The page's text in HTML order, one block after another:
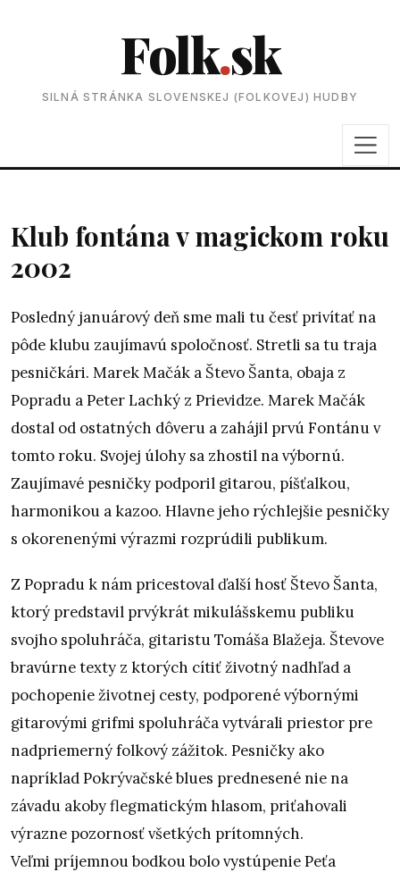
Folk.sk
SILNÁ STRÁNKA SLOVENSKEJ (FOLKOVEJ) HUDBY
Klub fontána v magickom roku
2002
Posledný januárový deň sme mali tu česť privítať na
pôde klubu zaujímavú spoločnosť. Stretli sa tu traja
pesničkári. Marek Mačák a Števo Šanta, obaja z
Popradu a Peter Lachký z Prievidze. Marek Mačák
dostal od ostatných dôveru a zahájil prvú Fontánu v
tomto roku. Svojej úlohy sa zhostil na výbornú.
Zaujímavé pesničky podporil gitarou, píšťalkou,
harmonikou a kazoo. Hlavne jeho rýchlejšie pesničky
s okorenenými výrazmi rozprúdili publikum.
Z Popradu k nám pricestoval ďalší hosť Števo Šanta,
ktorý predstavil prvýkrát mikulášskemu publiku
svojho spoluhráča, gitaristu Tomáša Blažeja. Števove
bravúrne texty z ktorých cítiť životný nadhľad a
pochopenie životnej cesty, podporené výbornými
gitarovými grifmi spoluhráča vytvárali priestor pre
nadpriemerný folkový zážitok. Pesničky ako
napríklad Pokrývačské blues prednesené nie na
závadu akoby flegmatickým hlasom, priťahovali
výrazne pozornosť všetkých prítomných.
Veľmi príjemnou bodkou bolo vystúpenie Peťa